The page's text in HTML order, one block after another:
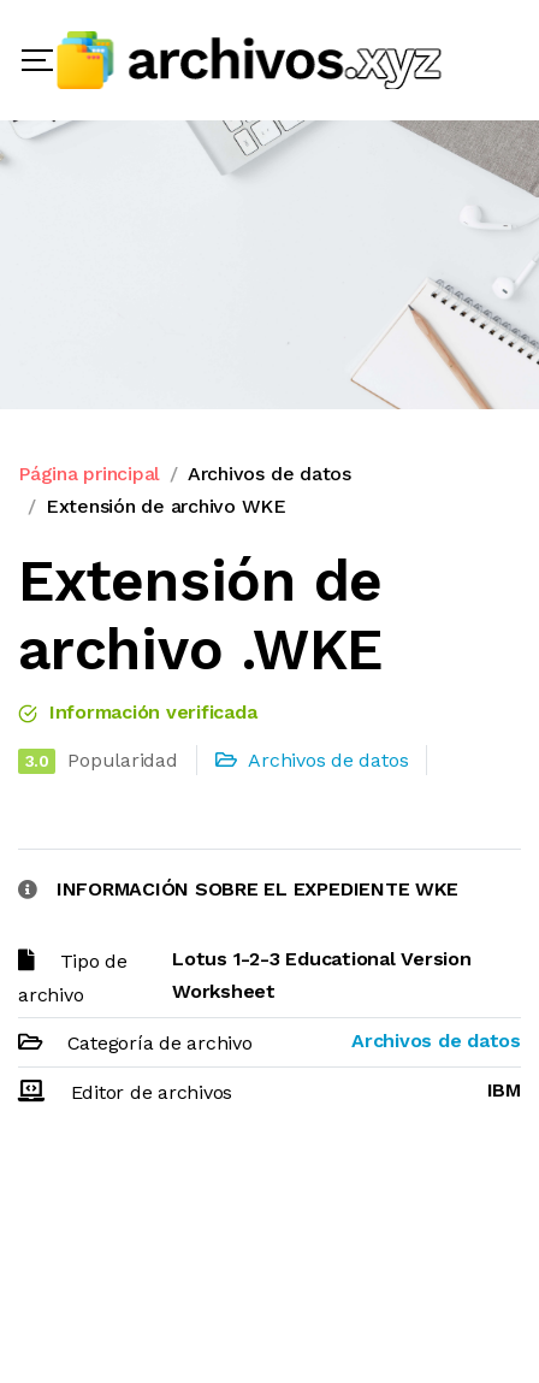
Página principal
Archivos de datos
Extensión de archivo WKE
Extensión de
archivo .WKE
Información verificada
3.0 Popularidad Archivos de datos
INFORMACIÓN SOBRE EL EXPEDIENTE WKE
Tipo de
archivo
Lotus 1-2-3 Educational Version
Worksheet
Categoría de archivo Archivos de datos
Editor de archivos IBM